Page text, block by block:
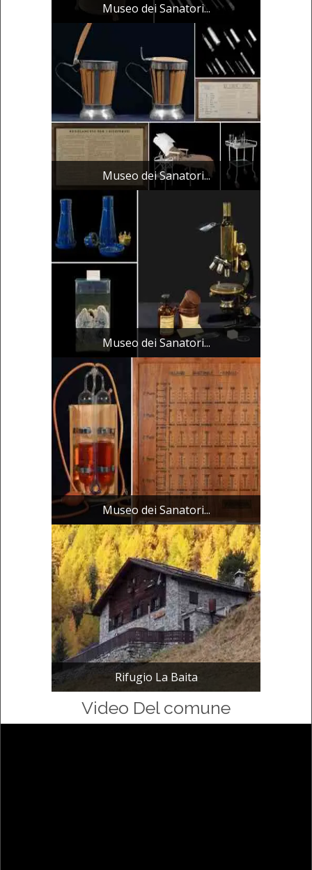
Museo dei Sanatori...
Museo dei Sanatori...
Museo dei Sanatori...
Museo dei Sanatori...
Rifugio La Baita
Video Del comune